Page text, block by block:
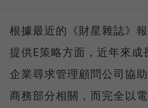
根據最近的《財星雜誌》
提供E策略方面，近年來成
企業尋求管理顧問公司協
商務部分相關，而完全以